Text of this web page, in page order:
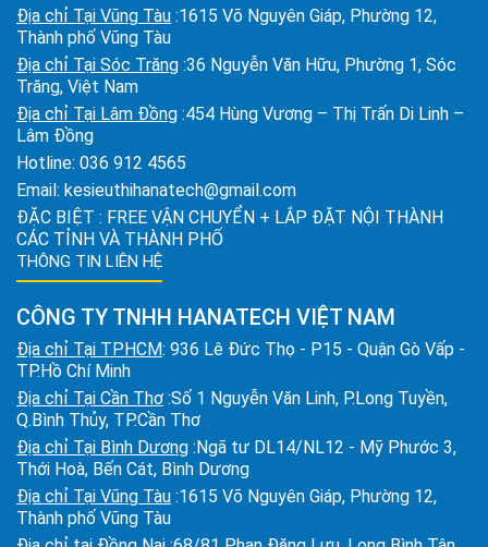
Địa chỉ Tại Vũng Tàu :1615 Võ Nguyên Giáp, Phường 12,
Thành phố Vũng Tàu
Địa chỉ Tại Sóc Trăng :36 Nguyễn Văn Hữu, Phường 1, Sóc
Trăng, Việt Nam
Địa chỉ Tại Lâm Đồng :454 Hùng Vương – Thị Trấn Di Linh –
Lâm Đồng
Hotline: 036 912 4565
Email: kesieuthihanatech@gmail.com
ĐẶC BIỆT : FREE VẬN CHUYỂN + LẮP ĐẶT NỘI THÀNH
CÁC TỈNH VÀ THÀNH PHỐ
THÔNG TIN LIÊN HỆ
CÔNG TY TNHH HANATECH VIỆT NAM
Địa chỉ Tại TPHCM: 936 Lê Đức Thọ - P15 - Quận Gò Vấp -
TP.Hồ Chí Minh
Địa chỉ Tại Cần Thơ :Số 1 Nguyễn Văn Linh, P.Long Tuyền,
Q.Bình Thủy, TP.Cần Thơ
Địa chỉ Tại Bình Dương :Ngã tư DL14/NL12 - Mỹ Phước 3,
Thới Hoà, Bến Cát, Bình Dương
Địa chỉ Tại Vũng Tàu :1615 Võ Nguyên Giáp, Phường 12,
Thành phố Vũng Tàu